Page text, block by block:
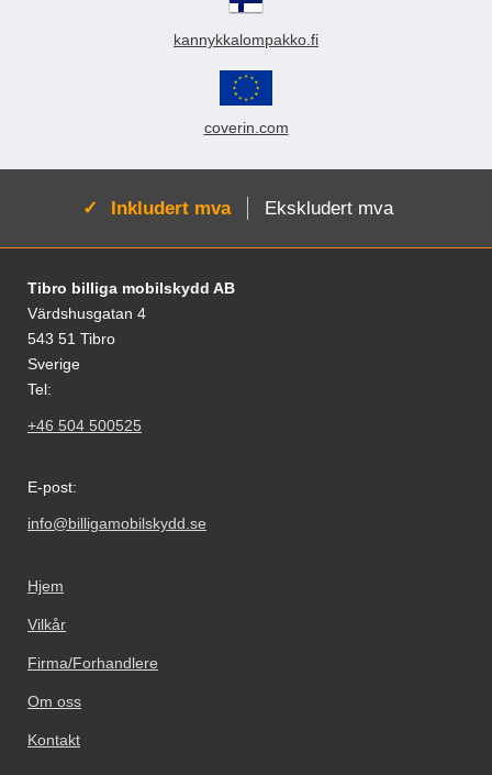
kannykkalompakko.fi
coverin.com
Aktiv:
Inkludert mva Ekskludert mva
Footer-innhold Blandet informasjon og
Tibro billiga mobilskydd AB
Värdshusgatan 4
543 51 Tibro
Sverige
Tel:
+46 504 500525
E-post:
info@billigamobilskydd.se
Hjem
Vilkår
Firma/Forhandlere
Om oss
Kontakt